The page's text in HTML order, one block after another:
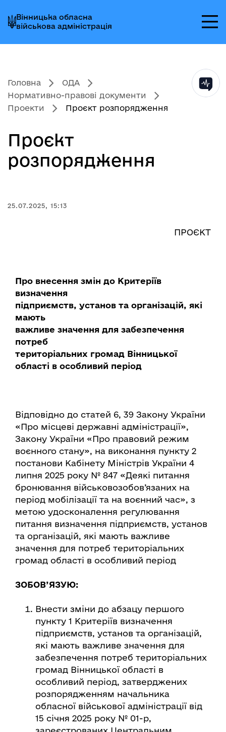
до
головного
меню
до
головного
вмісту
до
головного
колонтитула
Вінницька обласна
військова адміністрація
Головна
ОДА
Нормативно-правові документи
Проекти
Проєкт розпорядження
Проєкт
розпорядження
25.07.2025, 15:13
ПРОЄКТ
Про внесення змін до Критеріїв
визначення
підприємств, установ та організацій, які
мають
важливе значення для забезпечення
потреб
територіальних громад Вінницької
області в особливий період
Відповідно до статей 6, 39 Закону України
«Про місцеві державні адміністрації»,
Закону України «Про правовий режим
воєнного стану», на виконання пункту 2
постанови Кабінету Міністрів України 4
липня 2025 року № 847 «Деякі питання
бронювання військовозобов’язаних на
період мобілізації та на воєнний час», з
метою удосконалення регулювання
питання визначення підприємств, установ
та організацій, які мають важливе
значення для потреб територіальних
громад області в особливий період
ЗОБОВ’ЯЗУЮ:
Внести зміни до абзацу першого
пункту 1 Критеріїв визначення
підприємств, установ та організацій,
які мають важливе значення для
забезпечення потреб територіальних
громад Вінницької області в
особливий період, затверджених
розпорядженням начальника
обласної військової адміністрації від
15 січня 2025 року № 01-р,